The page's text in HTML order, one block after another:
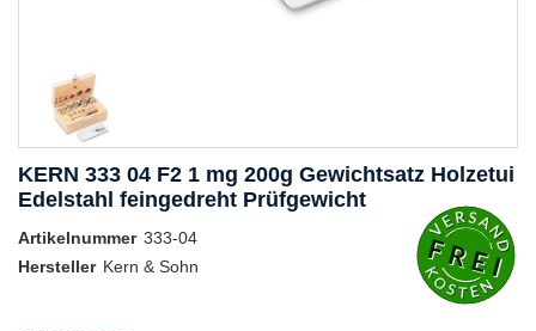
KERN 333 04 F2 1 mg 200g Gewichtsatz Holzetui
Edelstahl feingedreht Prüfgewicht
Artikelnummer 333-04
Hersteller Kern & Sohn